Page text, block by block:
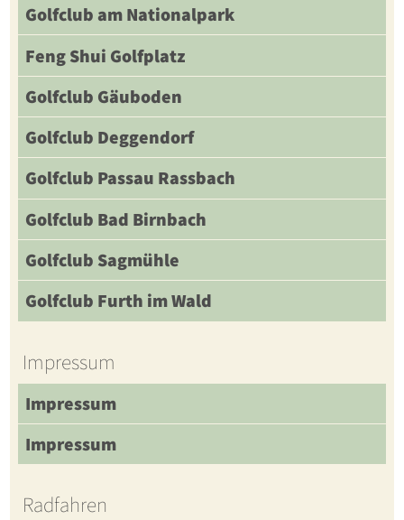
Golfclub am Nationalpark
Feng Shui Golfplatz
Golfclub Gäuboden
Golfclub Deggendorf
Golfclub Passau Rassbach
Golfclub Bad Birnbach
Golfclub Sagmühle
Golfclub Furth im Wald
Impressum
Impressum
Impressum
Radfahren